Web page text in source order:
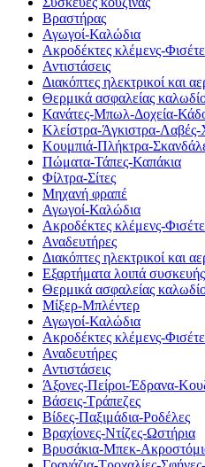
Βραστήρας
Αγωγοί-Καλώδια
Ακροδέκτες κλέμενς-
Αντιστάσεις
Διακόπτες ηλεκτρικοί και
Θερμικά ασφαλείας
Κανάτες-Μπωλ-Δοχεία-
Κλείστρα-Άγκιστρα-Λαβές-
Κουμπιά-Πλήκτρα-
Πώματα-Τάπες-Καπάκια
Φίλτρα-Σίτες
Μηχανή φραπέ
Αγωγοί-Καλώδια
Ακροδέκτες κλέμενς-
Αναδευτήρες
Διακόπτες ηλεκτρικοί και
Εξαρτήματα λοιπά συσκευής
Θερμικά ασφαλείας
Μίξερ-Μπλέντερ
Αγωγοί-Καλώδια
Ακροδέκτες κλέμενς-
Αναδευτήρες
Αντιστάσεις
Άξονες-Πείροι-Έδρανα-
Βάσεις-Τράπεζες
Βίδες-Παξιμάδια-Ροδέλες
Βραχίονες-Ντίζες-Ωστήρια
Βρυσάκια-Μπεκ-